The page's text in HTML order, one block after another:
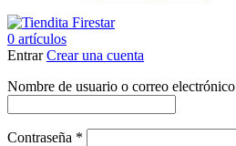
0 artículos
EntrarCrear una cuenta
Nombre de usuario o correo electrónico
Contraseña *